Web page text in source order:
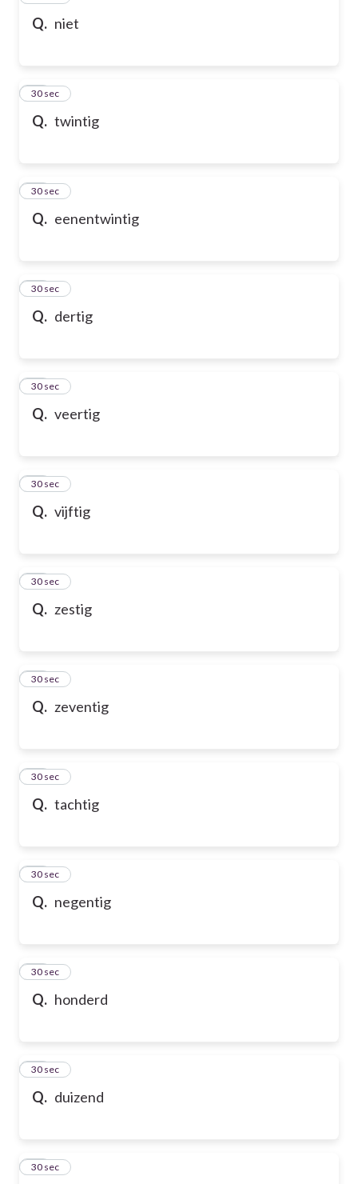
Q. niet
Q. twintig
58
30 sec
Q. eenentwintig
59
30 sec
Q. dertig
60
30 sec
Q. veertig
61
30 sec
Q. vijftig
62
30 sec
Q. zestig
63
30 sec
Q. zeventig
64
30 sec
Q. tachtig
65
30 sec
Q. negentig
66
30 sec
Q. honderd
67
30 sec
Q. duizend
68
30 sec
69
30 sec